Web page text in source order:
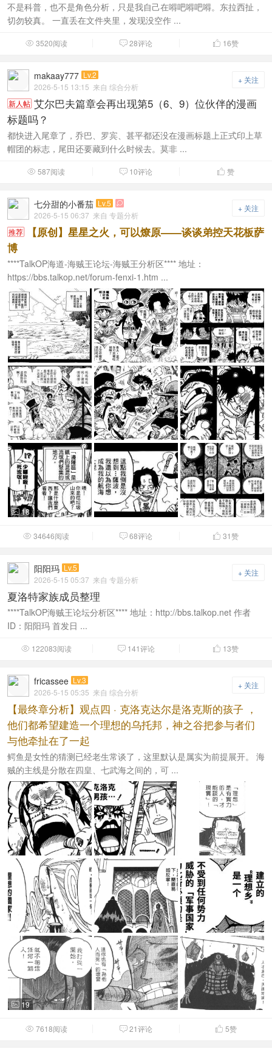
不是科普，也不是角色分析，只是我自己在嘚吧嘚吧嘚。东拉西扯，
切勿较真。 一直丢在文件夹里，发现没空作 ...
 3520阅读  28评论  16赞
+ 关注
makaay777 Lv.2
2026-5-15 13:15 来自 综合分析
新人帖 艾尔巴夫篇章会再出现第5（6、9）位伙伴的漫画
标题吗？
都快进入尾章了，乔巴、罗宾、甚平都还没在漫画标题上正式印上草
帽团的标志，尾田还要藏到什么时候去。莫非 ...
 587阅读  10评论  赞
+ 关注
七分甜的小番茄 Lv.5 
2026-5-15 06:37 来自 专题分析
推荐
【原创】星星之火，可以燎原——谈谈弟控天花板萨
博
****TalkOP海道-海贼王论坛-海贼王分析区**** 地址：
https://bbs.talkop.net/forum-fenxi-1.htm ...
 18
 34646阅读  68评论  31赞
+ 关注
阳阳玛 Lv.5
2026-5-15 05:37 来自 专题分析
夏洛特家族成员整理
****TalkOP海贼王论坛分析区**** 地址：http://bbs.talkop.net 作者
ID：阳阳玛 首发日 ...
 122083阅读  141评论  13赞
+ 关注
fricassee Lv.3
2026-5-15 05:35 来自 综合分析
【最终章分析】观点四 · 克洛克达尔是洛克斯的孩子 ，
他们都希望建造一个理想的乌托邦，神之谷把参与者们
与他牵扯在了一起
鳄鱼是女性的猜测已经老生常谈了，这里默认是属实为前提展开。 海
贼的主线是分散在四皇、七武海之间的，可 ...
 19
 7618阅读  21评论  5赞